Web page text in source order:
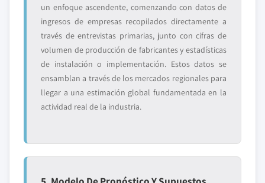
un enfoque ascendente, comenzando con datos de
ingresos de empresas recopilados directamente a
través de entrevistas primarias, junto con cifras de
volumen de producción de fabricantes y estadísticas
de instalación o implementación. Estos datos se
ensamblan a través de los mercados regionales para
llegar a una estimación global fundamentada en la
actividad real de la industria.